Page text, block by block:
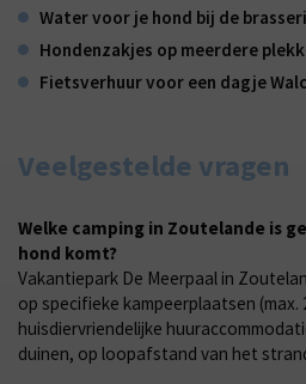
Water voor je hond bij de
Hondenzakjes op meerdere
Fietsverhuur voor een dagje
Veelgestelde vragen
Welke camping in Zoutelande is
hond komt?
Vakantiepark De Meerpaal in
op specifieke kampeerplaatsen (max.
huisdiervriendelijke
duinen, op loopafstand van het